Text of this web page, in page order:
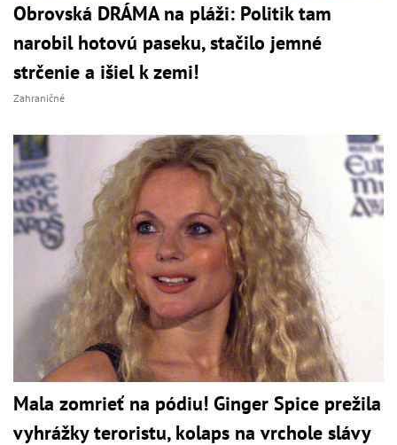
Obrovská DRÁMA na pláži: Politik tam
narobil hotovú paseku, stačilo jemné
strčenie a išiel k zemi!
Zahraničné
Mala zomrieť na pódiu! Ginger Spice prežila
vyhrážky teroristu, kolaps na vrchole slávy